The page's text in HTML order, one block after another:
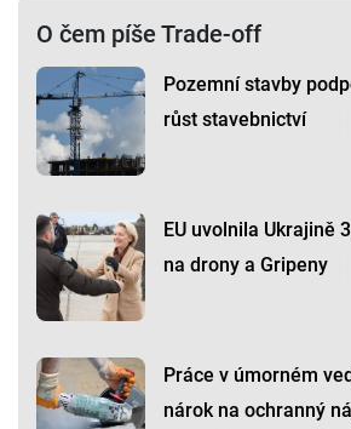
O čem píše Trade-off
Pozemní stavby
růst stavebnictví
EU uvolnila Ukrajině
na drony a Gripeny
Práce v úmorném
nárok na ochranný